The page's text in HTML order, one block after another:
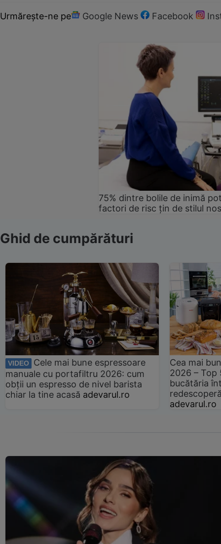
Urmărește-ne pe Google News Facebook
75% dintre bolile de inimă
factori de risc țin de stilul
Ghid de cumpărături
VIDEO
Cele mai bune espressoare
manuale cu portafiltru 2026: cum
obții un espresso de nivel barista
chiar la tine acasă adevarul.ro
Cea mai
2026 –
bucătăria
adevarul.ro